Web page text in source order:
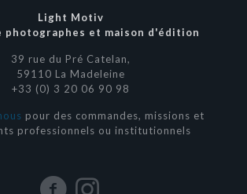
Light Motiv
photographes et maison d'édition
39 rue du Pré Catelan,
59110 La Madeleine
+33 (0) 3 20 06 90 98
pour des commandes, missions et
professionnels ou institutionnels